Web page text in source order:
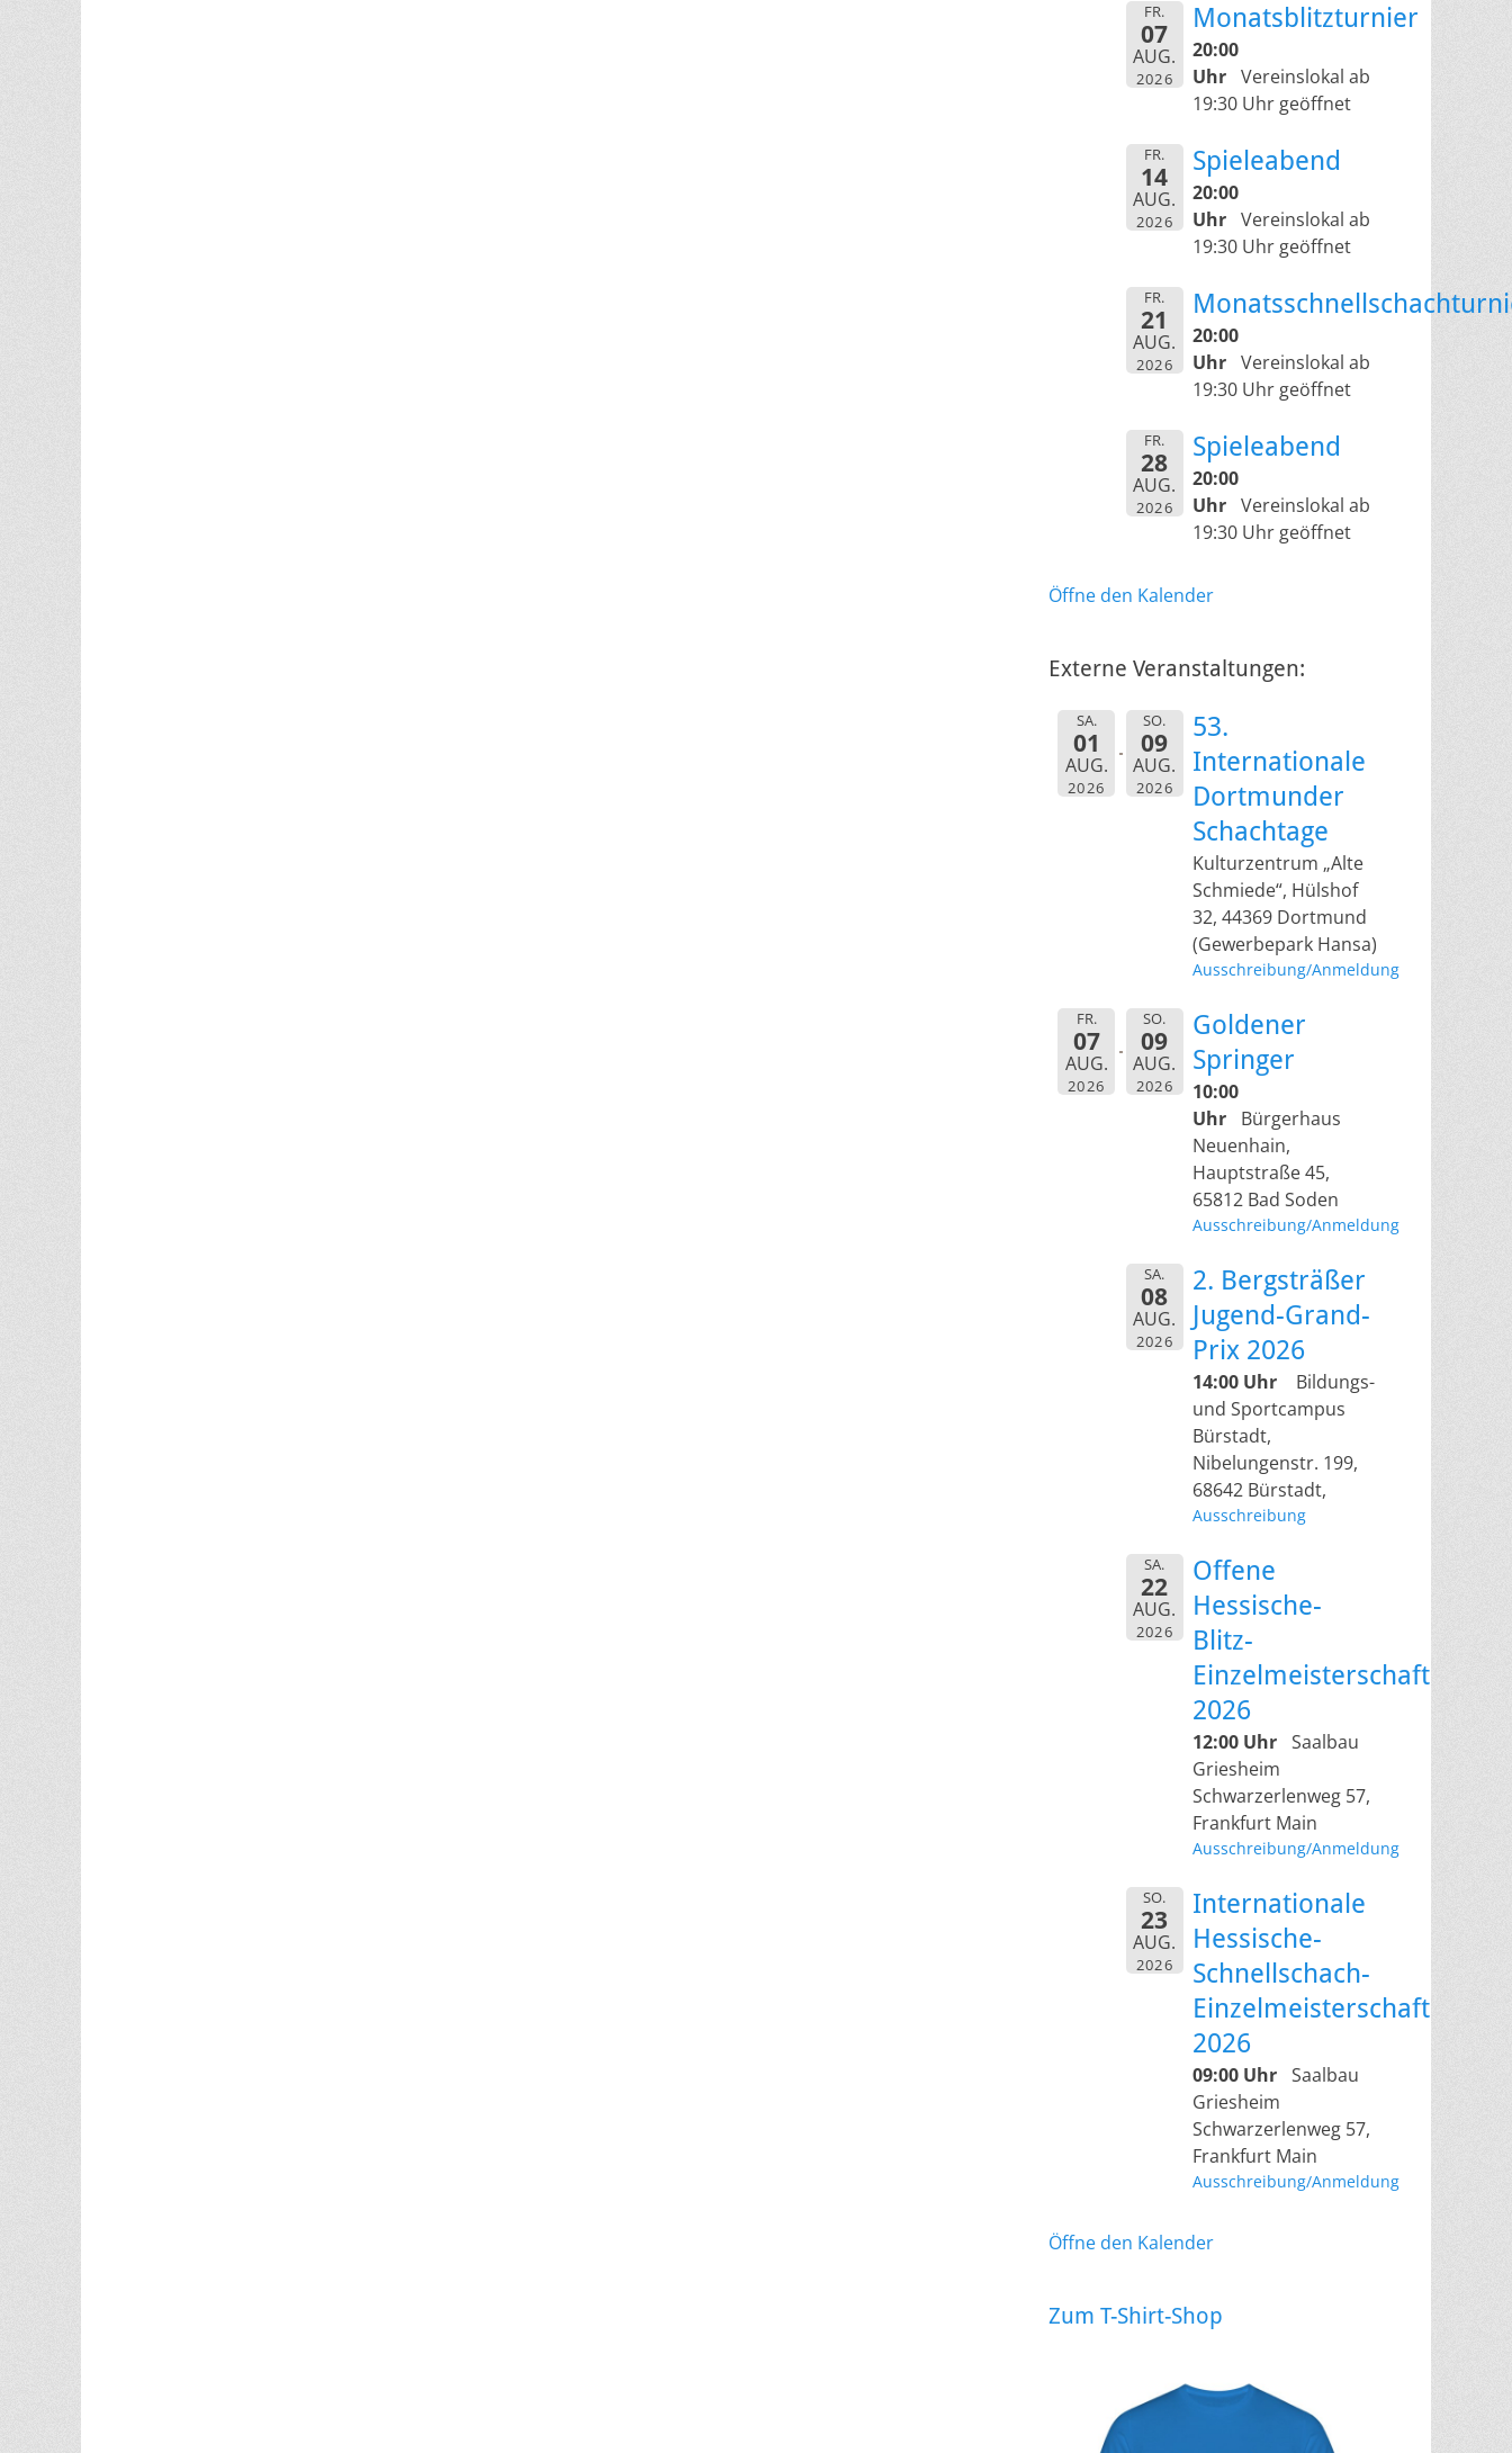
FR.
07
AUG.
2026
Monatsblitzturnier
20:00
Uhr Vereinslokal ab
19:30 Uhr geöffnet
FR.
14
AUG.
2026
Spieleabend
20:00
Uhr Vereinslokal ab
19:30 Uhr geöffnet
FR.
21
AUG.
2026
20:00
Uhr Vereinslokal ab
19:30 Uhr geöffnet
FR.
28
AUG.
2026
Spieleabend
20:00
Uhr Vereinslokal ab
19:30 Uhr geöffnet
Öffne den Kalender
Externe Veranstaltungen:
SA.
01
AUG.
2026
SO.
09
AUG.
2026
53.
Internationale
Dortmunder
Schachtage
Kulturzentrum „Alte
Schmiede“, Hülshof
32, 44369 Dortmund
(Gewerbepark Hansa)
Ausschreibung/Anmeldung
FR.
07
AUG.
2026
SO.
09
AUG.
2026
Goldener
Springer
10:00
Uhr
Bürgerhaus
Neuenhain,
Hauptstraße 45,
65812 Bad Soden
Ausschreibung/Anmeldung
SA.
08
AUG.
2026
2. Bergsträßer
Jugend-Grand-
Prix 2026
14:00 Uhr
Bildungs-
und Sportcampus
Bürstadt,
Nibelungenstr. 199,
68642 Bürstadt,
Ausschreibung
SA.
22
AUG.
2026
Offene
Hessische-
Blitz-
Einzelmeisterschaft
2026
12:00 Uhr Saalbau
Griesheim
Schwarzerlenweg 57,
Frankfurt Main
Ausschreibung/Anmeldung
SO.
23
AUG.
2026
Internationale
Hessische-
Schnellschach-
Einzelmeisterschaft
2026
09:00 Uhr Saalbau
Griesheim
Schwarzerlenweg 57,
Frankfurt Main
Ausschreibung/Anmeldung
Öffne den Kalender
Zum T-Shirt-Shop